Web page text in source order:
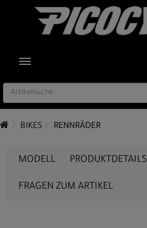
TOGGLE NAVIGATION
BIKES RENNRÄDER
MODELL PRODUKTDETAILS
FRAGEN ZUM ARTIKEL